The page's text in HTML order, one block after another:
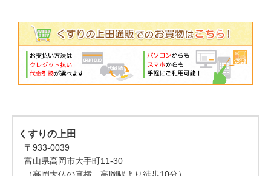
くすりの上田
〒933-0039
富山県高岡市大手町11-30